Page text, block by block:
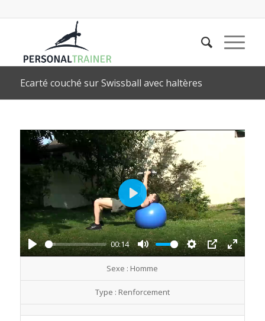
Ecarté couché sur Swissball avec haltères
Play
00:14
Mute
Settings
PIP
Enter
Play
Sexe : Homme
Type : Renforcement